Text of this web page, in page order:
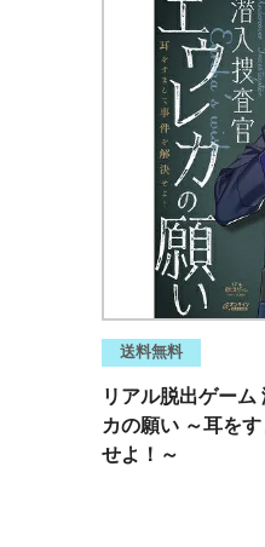
送料無料
リアル脱出ゲーム
カの願い ～耳を
せよ！～